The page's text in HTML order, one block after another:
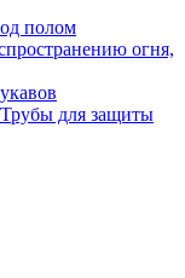
полом
огня,
для защиты